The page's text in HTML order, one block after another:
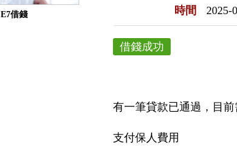
時間 2025-
借錢成功
有一筆貸款已通過，目
支付保人費用
E7借錢